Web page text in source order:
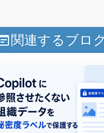
関連するブロ